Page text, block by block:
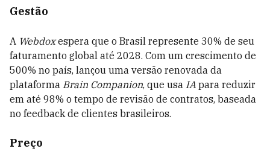
Gestão
A Webdoxespera que o Brasil represente 30% de seu
faturamento global até 2028. Com um crescimento de
500% no país, lançou uma versão renovada da
plataforma Brain Companion, que usa IA para reduzir
em até 98% o tempo de revisão de contratos, baseada
no feedback de clientes brasileiros.
Preço